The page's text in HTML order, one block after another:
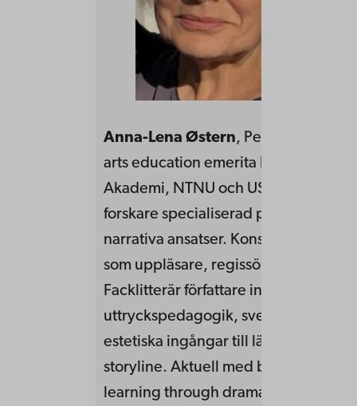
Anna-Lena Østern, PeD,
arts education emerita knuten til Åbo
Akademi, NTNU och
forskare specialiserad på
narrativa ansatser. Konstnärlig
som uppläsare, regissör och
Facklitterär författare inom tal- och
uttryckspedagogik, svenska med
estetiska ingångar till lärande,
storyline. Aktuell med boken
learning through dramaturgy.